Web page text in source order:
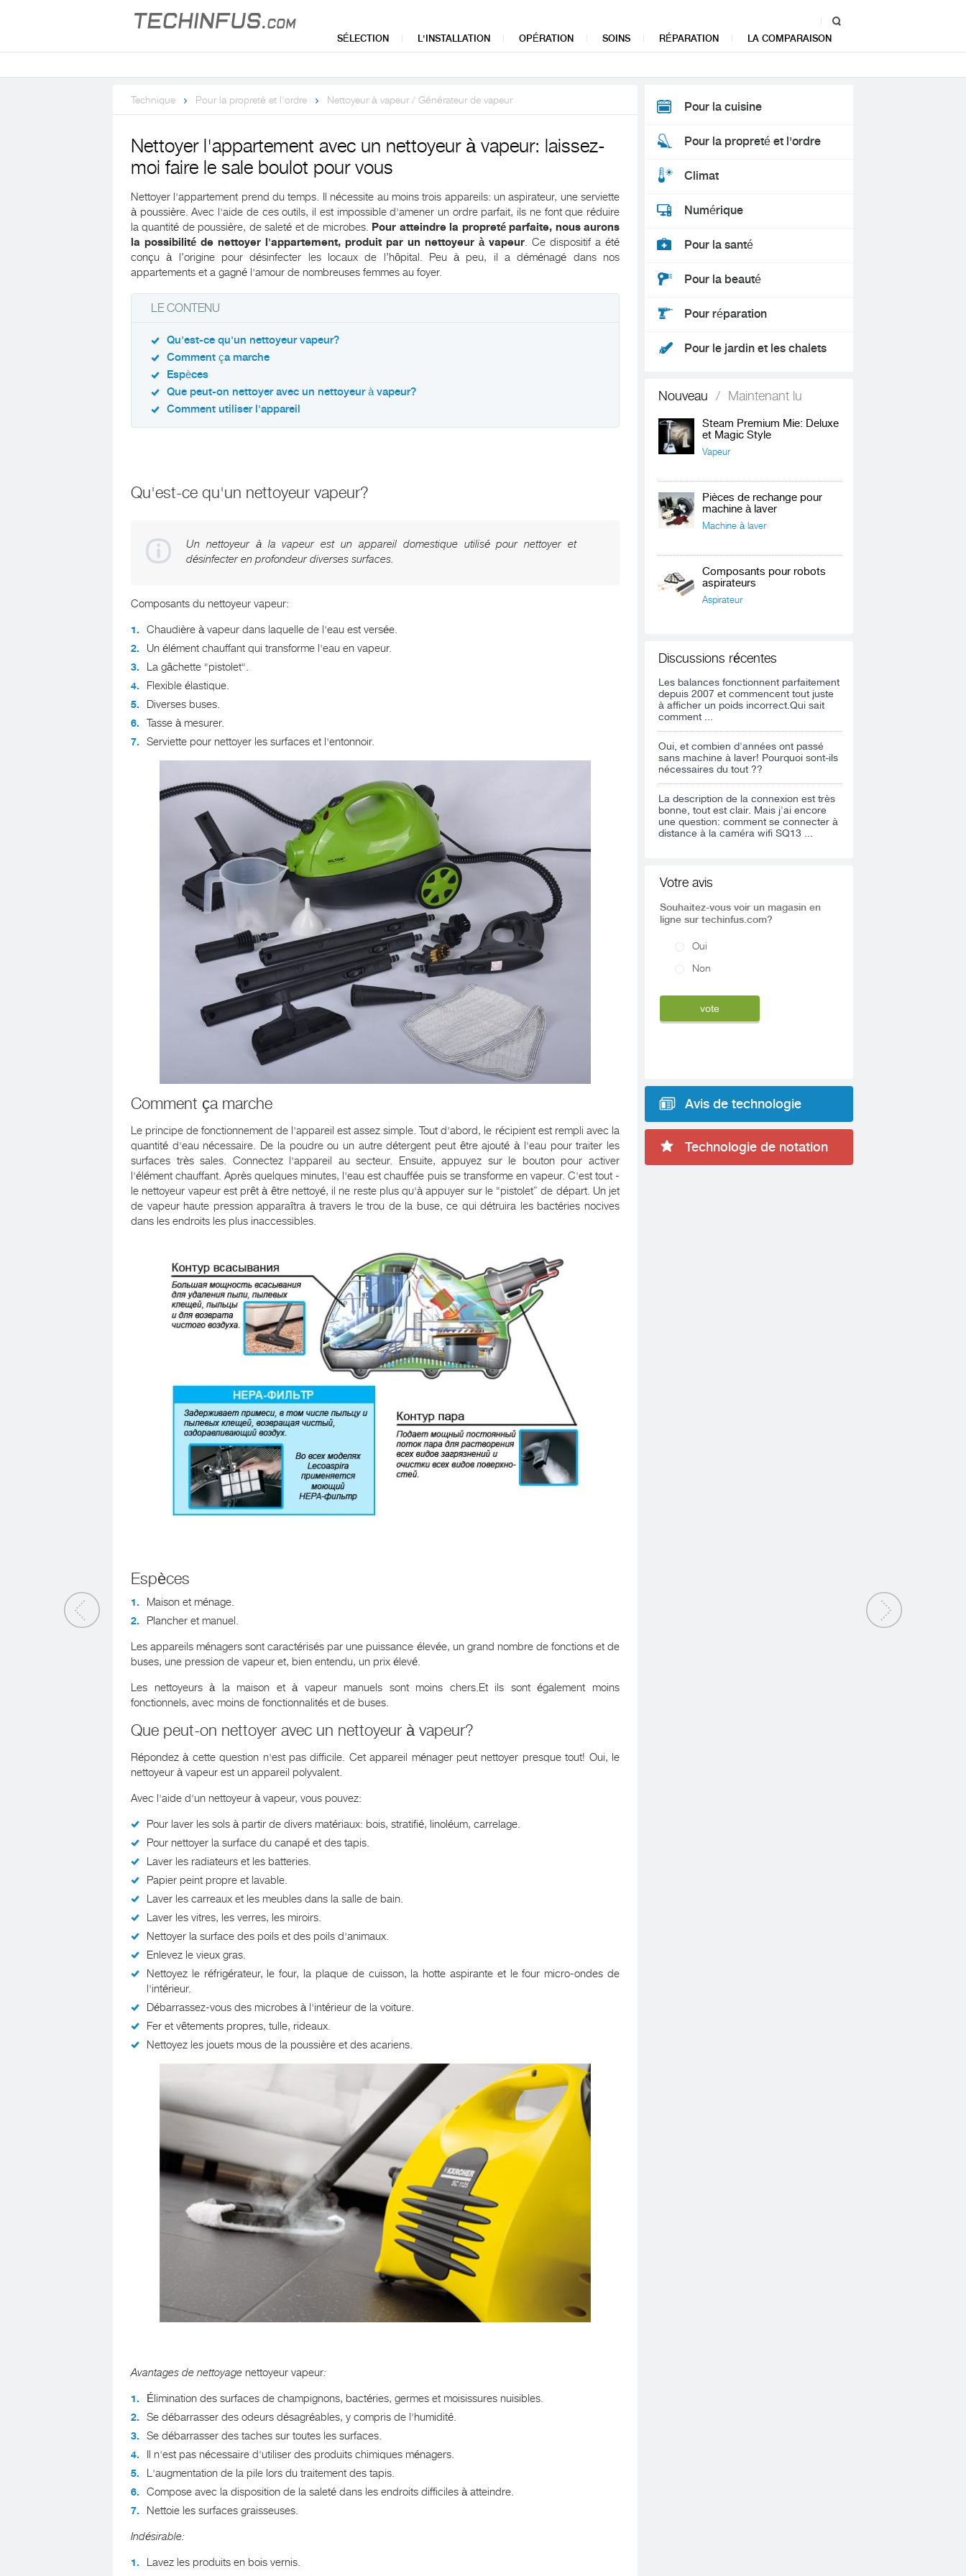
SÉLECTION L'INSTALLATION OPÉRATION SOINS RÉPARATION LA COMPARAISON
Technique Pour la propreté et l'ordre Nettoyeur à vapeur / Générateur de vapeur
Nettoyer l'appartement avec un nettoyeur à vapeur: laissez-
moi faire le sale boulot pour vous
Nettoyer l'appartement prend du temps. Il nécessite au moins trois appareils: un aspirateur, une serviette
à poussière. Avec l'aide de ces outils, il est impossible d'amener un ordre parfait, ils ne font que réduire
la quantité de poussière, de saleté et de microbes. Pour atteindre la propreté parfaite, nous aurons
la possibilité de nettoyer l'appartement, produit par un nettoyeur à vapeur. Ce dispositif a été
conçu à l’origine pour désinfecter les locaux de l’hôpital. Peu à peu, il a déménagé dans nos
appartements et a gagné l'amour de nombreuses femmes au foyer.
LE CONTENU
Qu'est-ce qu'un nettoyeur vapeur?
Comment ça marche
Espèces
Que peut-on nettoyer avec un nettoyeur à vapeur?
Comment utiliser l'appareil
Qu'est-ce qu'un nettoyeur vapeur?
Un nettoyeur à la vapeur est un appareil domestique utilisé pour nettoyer et
désinfecter en profondeur diverses surfaces.
Composants du nettoyeur vapeur:
Chaudière à vapeur dans laquelle de l'eau est versée.
Un élément chauffant qui transforme l'eau en vapeur.
La gâchette "pistolet".
Flexible élastique.
Diverses buses.
Tasse à mesurer.
Serviette pour nettoyer les surfaces et l'entonnoir.
Comment ça marche
Le principe de fonctionnement de l'appareil est assez simple. Tout d'abord, le récipient est rempli avec la
quantité d'eau nécessaire. De la poudre ou un autre détergent peut être ajouté à l'eau pour traiter les
surfaces très sales. Connectez l'appareil au secteur. Ensuite, appuyez sur le bouton pour activer
l'élément chauffant. Après quelques minutes, l'eau est chauffée puis se transforme en vapeur. C'est tout -
le nettoyeur vapeur est prêt à être nettoyé, il ne reste plus qu'à appuyer sur le “pistolet” de départ. Un jet
de vapeur haute pression apparaîtra à travers le trou de la buse, ce qui détruira les bactéries nocives
dans les endroits les plus inaccessibles.
Espèces
Maison et ménage.
Plancher et manuel.
Les appareils ménagers sont caractérisés par une puissance élevée, un grand nombre de fonctions et de
buses, une pression de vapeur et, bien entendu, un prix élevé.
Les nettoyeurs à la maison et à vapeur manuels sont moins chers.Et ils sont également moins
fonctionnels, avec moins de fonctionnalités et de buses.
Que peut-on nettoyer avec un nettoyeur à vapeur?
Répondez à cette question n'est pas difficile. Cet appareil ménager peut nettoyer presque tout! Oui, le
nettoyeur à vapeur est un appareil polyvalent.
Avec l'aide d'un nettoyeur à vapeur, vous pouvez:
Pour laver les sols à partir de divers matériaux: bois, stratifié, linoléum, carrelage.
Pour nettoyer la surface du canapé et des tapis.
Laver les radiateurs et les batteries.
Papier peint propre et lavable.
Laver les carreaux et les meubles dans la salle de bain.
Laver les vitres, les verres, les miroirs.
Nettoyer la surface des poils et des poils d'animaux.
Enlevez le vieux gras.
Nettoyez le réfrigérateur, le four, la plaque de cuisson, la hotte aspirante et le four micro-ondes de
l'intérieur.
Débarrassez-vous des microbes à l'intérieur de la voiture.
Fer et vêtements propres, tulle, rideaux.
Nettoyez les jouets mous de la poussière et des acariens.
Avantages de nettoyage nettoyeur vapeur:
Élimination des surfaces de champignons, bactéries, germes et moisissures nuisibles.
Se débarrasser des odeurs désagréables, y compris de l'humidité.
Se débarrasser des taches sur toutes les surfaces.
Il n'est pas nécessaire d'utiliser des produits chimiques ménagers.
L'augmentation de la pile lors du traitement des tapis.
Compose avec la disposition de la saleté dans les endroits difficiles à atteindre.
Nettoie les surfaces graisseuses.
Indésirable:
Lavez les produits en bois vernis.
Pour la cuisine
Pour la propreté et l'ordre
Climat
Numérique
Pour la santé
Pour la beauté
Pour réparation
Pour le jardin et les chalets
Nouveau / Maintenant lu
Steam Premium Mie: Deluxe
et Magic Style
Vapeur
Pièces de rechange pour
machine à laver
Machine à laver
Composants pour robots
aspirateurs
Aspirateur
Discussions récentes
Les balances fonctionnent parfaitement
depuis 2007 et commencent tout juste
à afficher un poids incorrect.Qui sait
comment ...
Oui, et combien d'années ont passé
sans machine à laver! Pourquoi sont-ils
nécessaires du tout ??
La description de la connexion est très
bonne, tout est clair. Mais j'ai encore
une question: comment se connecter à
distance à la caméra wifi SQ13 ...
Votre avis
Souhaitez-vous voir un magasin en
ligne sur techinfus.com?
Oui
Non
Avis de technologie
Technologie de notation